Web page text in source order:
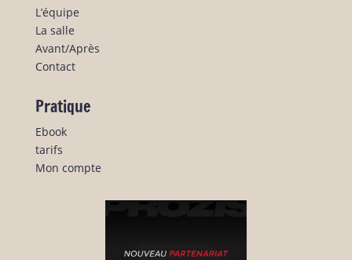
L’équipe
La salle
Avant/Après
Contact
Pratique
Ebook
tarifs
Mon compte